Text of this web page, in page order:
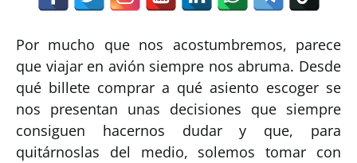
Por mucho que nos acostumbremos, parece
que viajar en avión siempre nos abruma. Desde
qué billete comprar a qué asiento escoger se
nos presentan unas decisiones que siempre
consiguen hacernos dudar y que, para
quitárnoslas del medio, solemos tomar con